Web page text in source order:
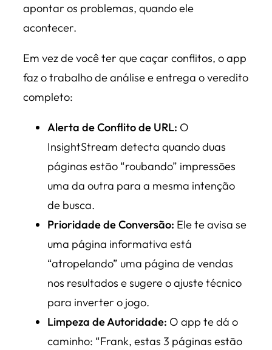
apontar os problemas, quando ele
acontecer.
Em vez de você ter que caçar conflitos, o app
faz o trabalho de análise e entrega o veredito
completo:
Alerta de Conflito de URL: O
InsightStream detecta quando duas
páginas estão “roubando” impressões
uma da outra para a mesma intenção
de busca.
Prioridade de Conversão: Ele te avisa se
uma página informativa está
“atropelando” uma página de vendas
nos resultados e sugere o ajuste técnico
para inverter o jogo.
Limpeza de Autoridade: O app te dá o
caminho: “Frank, estas 3 páginas estão